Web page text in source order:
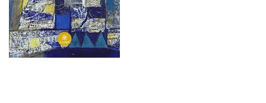
Liens utiles
Shabbat Project